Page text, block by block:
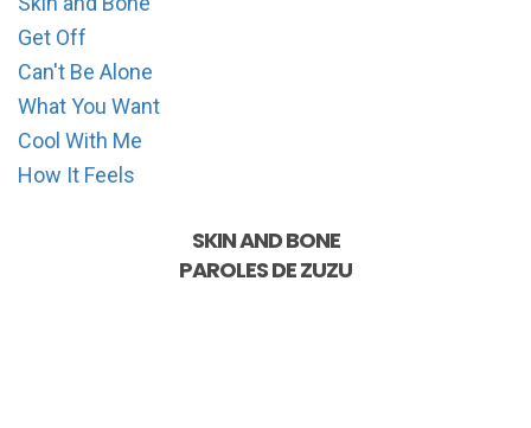
Get Off
Can't Be Alone
What You Want
Cool With Me
How It Feels
SKIN AND BONE
PAROLES DEZUZU